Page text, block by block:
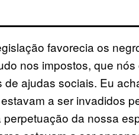
favorecia os
nos impostos, que
ajudas sociais. Eu
a ser invadidos
da nossa